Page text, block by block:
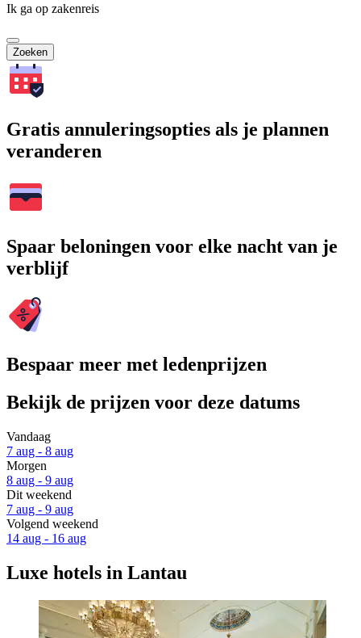
Ik ga op zakenreis
Zoeken
Gratis annuleringsopties als je plannen
veranderen
Spaar beloningen voor elke nacht van je
verblijf
Bespaar meer met ledenprijzen
Bekijk de prijzen voor deze datums
Vandaag
7 aug - 8 aug
Morgen
8 aug - 9 aug
Dit weekend
7 aug - 9 aug
Volgend weekend
14 aug - 16 aug
Luxe hotels in Lantau